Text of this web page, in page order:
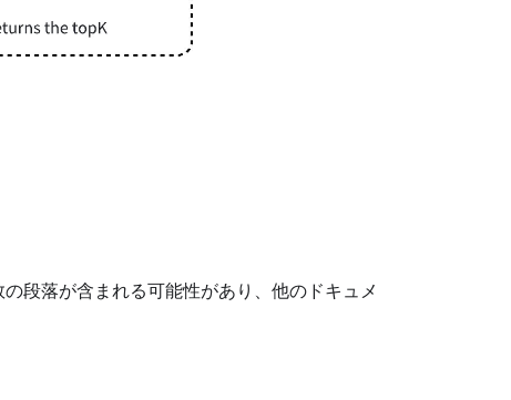
段落が含まれる可能性があり、他のドキュメ